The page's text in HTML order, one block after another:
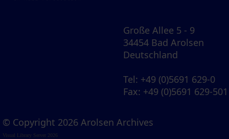
Große Allee 5 - 9
34454 Bad Arolsen
Deutschland
Tel: +49 (0)5691 629-0
Fax: +49 (0)5691 629-501
© Copyright 2026 Arolsen Archives
Visual Library Server 2026